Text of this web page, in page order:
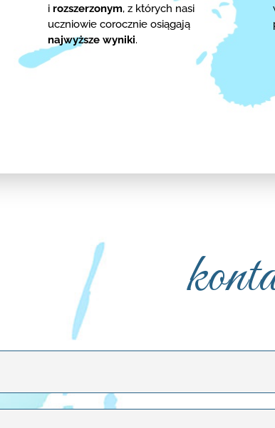
i rozszerzonym, z których nasi
uczniowie corocznie osiągają
najwyższe wyniki.